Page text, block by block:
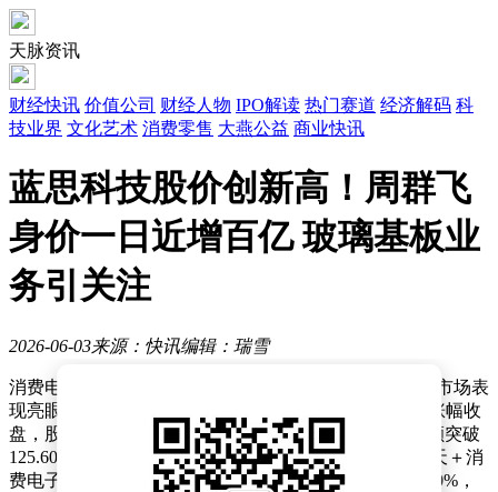
天脉资讯
财经快讯 价值公司 财经人物 IPO解读 热门赛道 经济解码 科
技业界 文化艺术 消费零售 大燕公益 商业快讯
蓝思科技股价创新高！周群飞
身价一日近增百亿 玻璃基板业
务引关注
2026-06-03来源：快讯编辑：瑞雪
消费电子行业龙头企业蓝思科技（300433）近期在资本市场表
现亮眼。6月3日，该股盘中持续走强，最终以7.66%的涨幅收
盘，股价攀升至44.39元/股，创下历史新高，全天成交额突破
125.60亿元。自今年5月初以来，在“玻璃基板＋商业航天＋消
费电子”等多重概念推动下，公司股价累计涨幅已超过70%，